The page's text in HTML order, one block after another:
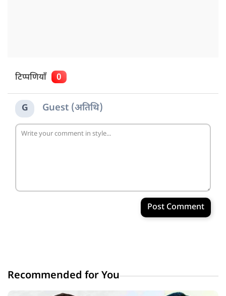
टिप्पणियाँ 0
G Guest (अतिथि)
Post Comment
Recommended for You